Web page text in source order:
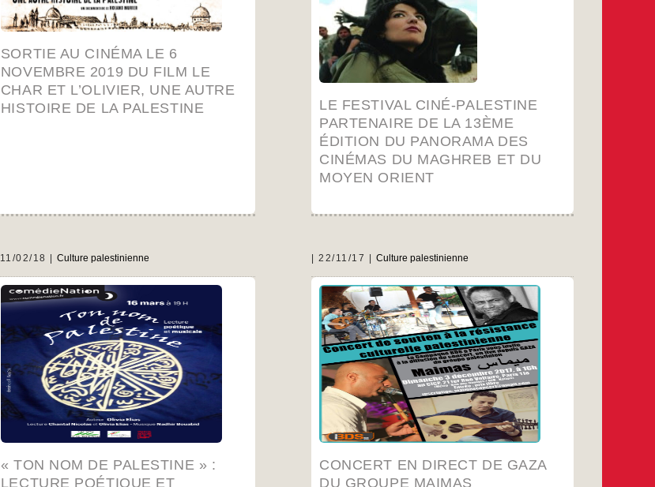
SORTIE AU CINÉMA LE 6
NOVEMBRE 2019 DU FILM LE
CHAR ET L’OLIVIER, UNE AUTRE
HISTOIRE DE LA PALESTINE
permet d’avoir un éclairage primordial sur
l’histoire de la Palestine.
Il sortira AU CINÉMA LE 6 NOVEMBRE 2019.
LE FESTIVAL CINÉ-PALESTINE
PARTENAIRE DE LA 13ÈME
ÉDITION DU PANORAMA DES
CINÉMAS DU MAGHREB ET DU
MOYEN ORIENT
27 mars au 14 avril 2018.
11/02/18 Culture palestinienne
« TON NOM DE PALESTINE » :
LECTURE POÉTIQUE ET
Olivia Elias, poète de la diaspora palestinienne
née à Haïfa, mêle dans
Ton nom de Palestine
son histoire personnelle à l’histoire collective
d’un peuple dépossédé, cheminant sur le
chemin de l’exil serré sous le manteau d’oliviers
et de collines de son pays-coeur-toujours-
battant. Cette oeuvre a été présentée au Centre
européen de poésie d’Avignon et à la Maison de
la poésie Rhône-Alpes.
22/11/17 Culture palestinienne
CONCERT EN DIRECT DE GAZA
DU GROUPE MAIMAS
La Campagne BDS France à Paris vous invite
le dimanche 3 Décembre à 16H :
A la diffusion du CONCERT en direct de GAZA
du GROUPE MAIMAS, acteur de la Résistance
Culturelle Palestinienne.
Rendez vous au CICP, 21 Ter Rue Voltaire (M°9
Rue Des Boulets/Rer A Nation)
Entrée Libre, Inscriptions ici :
***********
@
***
il.com
Un Buffet vous sera proposé pendant le
concert.